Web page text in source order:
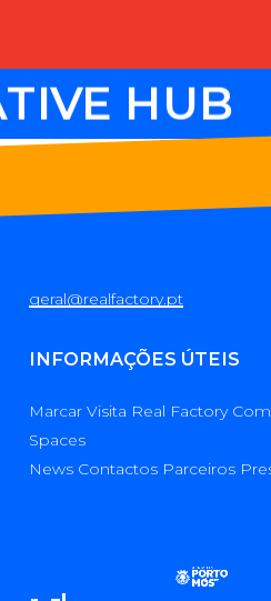
HUB
geral@realfactory.pt
INFORMAÇÕES ÚTEIS
Marcar Visita Real Factory
Spaces
News Contactos Parceiros